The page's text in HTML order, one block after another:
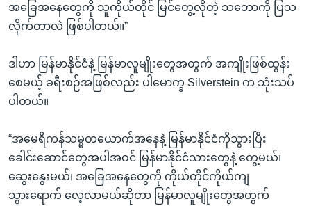
အခြေအနေတွေကို သူကိုယ်တိုင် မြင်တွေ့လိုတဲ့ သဘောကို ပြသ
လိုက်တာလဲ ဖြစ်ပါတယ်။”
ဒါဟာ မြန်မာနိုင်ငံနဲ့ မြန်မာလူမျိုးတွေအတွက် အကျိုးဖြစ်ထွန်း
စေမယ့် ခရီးစဉ်အဖြစ်လည်း ပါမောက္ခ Silverstein က သုံးသပ်
ပါတယ်။
“အမေရိကန်သမ္မတယောက်အနေနဲ့ မြန်မာနိုင်ငံကိုသွားပြီး
ခေါင်းဆောင်တွေအပါအဝင် မြန်မာနိုင်ငံသားတွေနဲ့ တွေ့မယ်၊
ဆွေးနွေးမယ်၊ အခြေအနေတွေကို ကိုယ်တိုင်ကိုယ်ကျ
သွားရောက် လေ့လာမယ်ဆိုတာ မြန်မာလူမျိုးတွေအတွက်